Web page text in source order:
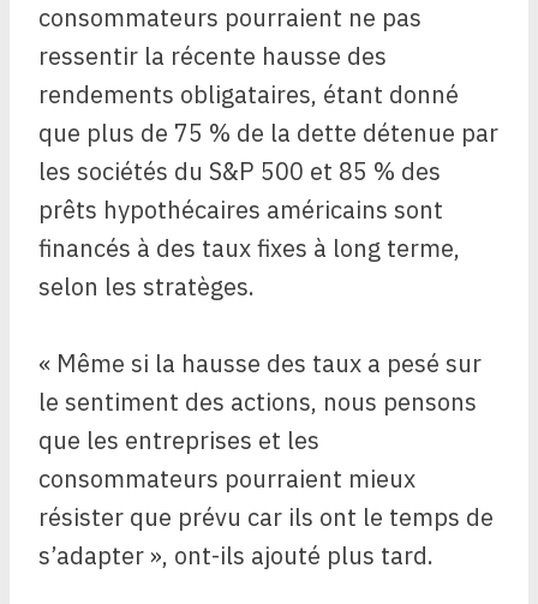
consommateurs pourraient ne pas
ressentir la récente hausse des
rendements obligataires, étant donné
que plus de 75 % de la dette détenue par
les sociétés du S&P 500 et 85 % des
prêts hypothécaires américains sont
financés à des taux fixes à long terme,
selon les stratèges.
« Même si la hausse des taux a pesé sur
le sentiment des actions, nous pensons
que les entreprises et les
consommateurs pourraient mieux
résister que prévu car ils ont le temps de
s’adapter », ont-ils ajouté plus tard.